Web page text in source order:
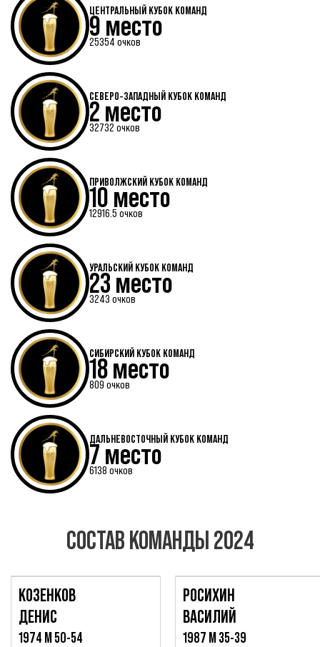
ЦЕНТРАЛЬНЫЙ КУБОК КОМАНД
9 место
25354 очков
СЕВЕРО-ЗАПАДНЫЙ КУБОК КОМАНД
2 место
32732 очков
ПРИВОЛЖСКИЙ КУБОК КОМАНД
10 место
12916.5 очков
УРАЛЬСКИЙ КУБОК КОМАНД
23 место
3243 очков
СИБИРСКИЙ КУБОК КОМАНД
18 место
809 очков
ДАЛЬНЕВОСТОЧНЫЙ КУБОК КОМАНД
7 место
6138 очков
СОСТАВ КОМАНДЫ 2024
КОЗЕНКОВ
ДЕНИС
1974 М 50-54
РОСИХИН
ВАСИЛИЙ
1987 М 35-39